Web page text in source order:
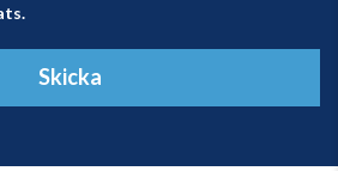
Skicka